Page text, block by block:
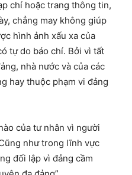
chí hoặc trang thông tin,
chẳng may không giúp
hình ảnh xấu xa của
tự do báo chí. Bởi vì tất
nhà nước và của các
hay thuộc phạm vi đảng
của tư nhân vì người
như trong lĩnh vực
đối lập vì đảng cầm